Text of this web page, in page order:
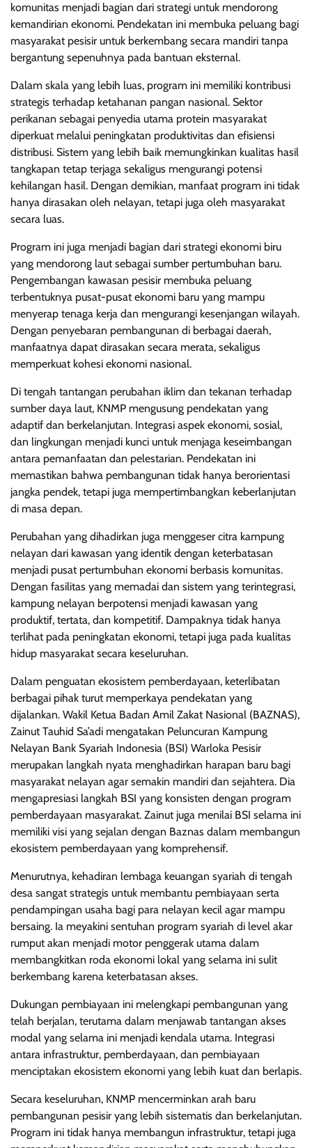
komunitas menjadi bagian dari strategi untuk mendorong
kemandirian ekonomi. Pendekatan ini membuka peluang bagi
masyarakat pesisir untuk berkembang secara mandiri tanpa
bergantung sepenuhnya pada bantuan eksternal.
Dalam skala yang lebih luas, program ini memiliki kontribusi
strategis terhadap ketahanan pangan nasional. Sektor
perikanan sebagai penyedia utama protein masyarakat
diperkuat melalui peningkatan produktivitas dan efisiensi
distribusi. Sistem yang lebih baik memungkinkan kualitas hasil
tangkapan tetap terjaga sekaligus mengurangi potensi
kehilangan hasil. Dengan demikian, manfaat program ini tidak
hanya dirasakan oleh nelayan, tetapi juga oleh masyarakat
secara luas.
Program ini juga menjadi bagian dari strategi ekonomi biru
yang mendorong laut sebagai sumber pertumbuhan baru.
Pengembangan kawasan pesisir membuka peluang
terbentuknya pusat-pusat ekonomi baru yang mampu
menyerap tenaga kerja dan mengurangi kesenjangan wilayah.
Dengan penyebaran pembangunan di berbagai daerah,
manfaatnya dapat dirasakan secara merata, sekaligus
memperkuat kohesi ekonomi nasional.
Di tengah tantangan perubahan iklim dan tekanan terhadap
sumber daya laut, KNMP mengusung pendekatan yang
adaptif dan berkelanjutan. Integrasi aspek ekonomi, sosial,
dan lingkungan menjadi kunci untuk menjaga keseimbangan
antara pemanfaatan dan pelestarian. Pendekatan ini
memastikan bahwa pembangunan tidak hanya berorientasi
jangka pendek, tetapi juga mempertimbangkan keberlanjutan
di masa depan.
Perubahan yang dihadirkan juga menggeser citra kampung
nelayan dari kawasan yang identik dengan keterbatasan
menjadi pusat pertumbuhan ekonomi berbasis komunitas.
Dengan fasilitas yang memadai dan sistem yang terintegrasi,
kampung nelayan berpotensi menjadi kawasan yang
produktif, tertata, dan kompetitif. Dampaknya tidak hanya
terlihat pada peningkatan ekonomi, tetapi juga pada kualitas
hidup masyarakat secara keseluruhan.
Dalam penguatan ekosistem pemberdayaan, keterlibatan
berbagai pihak turut memperkaya pendekatan yang
dijalankan. Wakil Ketua Badan Amil Zakat Nasional (BAZNAS),
Zainut Tauhid Sa’adi mengatakan Peluncuran Kampung
Nelayan Bank Syariah Indonesia (BSI) Warloka Pesisir
merupakan langkah nyata menghadirkan harapan baru bagi
masyarakat nelayan agar semakin mandiri dan sejahtera. Dia
mengapresiasi langkah BSI yang konsisten dengan program
pemberdayaan masyarakat. Zainut juga menilai BSI selama ini
memiliki visi yang sejalan dengan Baznas dalam membangun
ekosistem pemberdayaan yang komprehensif.
Menurutnya, kehadiran lembaga keuangan syariah di tengah
desa sangat strategis untuk membantu pembiayaan serta
pendampingan usaha bagi para nelayan kecil agar mampu
bersaing. Ia meyakini sentuhan program syariah di level akar
rumput akan menjadi motor penggerak utama dalam
membangkitkan roda ekonomi lokal yang selama ini sulit
berkembang karena keterbatasan akses.
Dukungan pembiayaan ini melengkapi pembangunan yang
telah berjalan, terutama dalam menjawab tantangan akses
modal yang selama ini menjadi kendala utama. Integrasi
antara infrastruktur, pemberdayaan, dan pembiayaan
menciptakan ekosistem ekonomi yang lebih kuat dan berlapis.
Secara keseluruhan, KNMP mencerminkan arah baru
pembangunan pesisir yang lebih sistematis dan berkelanjutan.
Program ini tidak hanya membangun infrastruktur, tetapi juga